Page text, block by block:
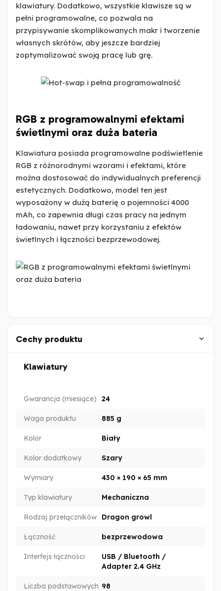
klawiatury. Dodatkowo, wszystkie klawisze są w
pełni programowalne, co pozwala na
przypisywanie skomplikowanych makr i tworzenie
własnych skrótów, aby jeszcze bardziej
zoptymalizować swoją pracę lub grę.
RGB z programowalnymi efektami
świetlnymi oraz duża bateria
Klawiatura posiada programowalne podświetlenie
RGB z różnorodnymi wzorami i efektami, które
można dostosować do indywidualnych preferencji
estetycznych. Dodatkowo, model ten jest
wyposażony w dużą baterię o pojemności 4000
mAh, co zapewnia długi czas pracy na jednym
ładowaniu, nawet przy korzystaniu z efektów
świetlnych i łączności bezprzewodowej.
Cechy produktu
Klawiatury
Gwarancja (miesiące) 24
Waga produktu 885 g
Kolor Biały
Kolor dodatkowy Szary
Wymiary 430 × 190 × 65 mm
Typ klawiatury Mechaniczna
Rodzaj przełączników Dragon growl
Łączność bezprzewodowa
Interfejs łączności
USB / Bluetooth /
Adapter 2.4 GHz
Liczba podstawowych 98